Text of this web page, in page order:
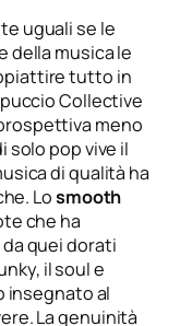
uguali se le
della musica le
tutto in
Collective
meno
solo pop vive il
di qualità ha
Losmooth
che ha
quei dorati
il soul e
insegnato al
La genuinità